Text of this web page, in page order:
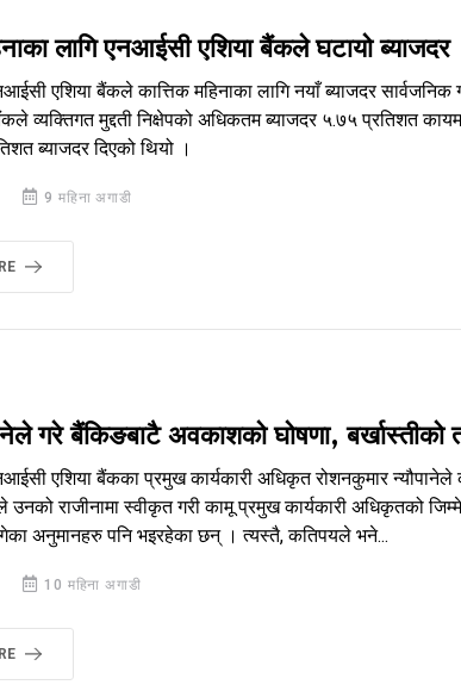
लागि एनआईसी एशिया बैंकले घटायो ब्याजदर
एशिया बैंकले कात्तिक महिनाका लागि नयाँ ब्याजदर
व्यक्तिगत मुद्दती निक्षेपको अधिकतम ब्याजदर ५.७५ प्रतिशत
ब्याजदर दिएको थियो ।
9 महिना अगाडी
गरे बैंकिङबाटै अवकाशको घोषणा, बर्खास्तीको
एशिया बैंकका प्रमुख कार्यकारी अधिकृत रोशनकुमार न्यौपानेले
राजीनामा स्वीकृत गरी कामू प्रमुख कार्यकारी अधिकृतको
अनुमानहरु पनि भइरहेका छन् । त्यस्तै, कतिपयले भने...
10 महिना अगाडी